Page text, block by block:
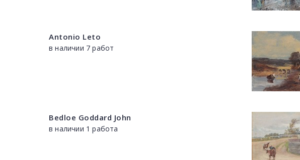
Antonio Leto
в наличии 7 работ
Bedloe Goddard John
в наличии 1 работа